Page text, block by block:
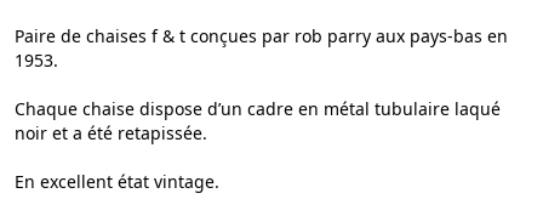
Paire de chaises f & t conçues par rob parry aux pays-bas en
1953.
Chaque chaise dispose d’un cadre en métal tubulaire laqué
noir et a été retapissée.
En excellent état vintage.